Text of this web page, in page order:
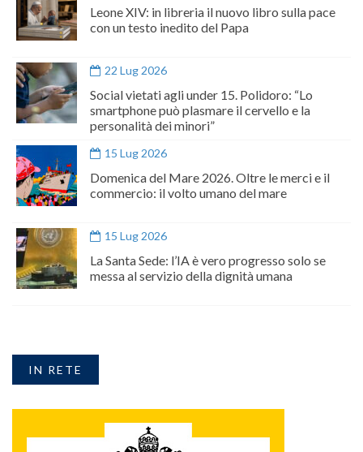
Leone XIV: in libreria il nuovo libro sulla pace
con un testo inedito del Papa
22 Lug 2026
Social vietati agli under 15. Polidoro: “Lo
smartphone può plasmare il cervello e la
personalità dei minori”
15 Lug 2026
Domenica del Mare 2026. Oltre le merci e il
commercio: il volto umano del mare
15 Lug 2026
La Santa Sede: l’IA è vero progresso solo se
messa al servizio della dignità umana
IN RETE